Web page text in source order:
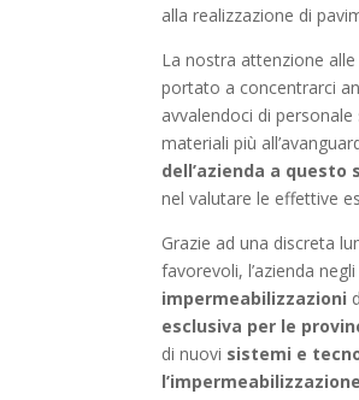
alla realizzazione di
La nostra attenzione alle
portato a concentrarci
avvalendoci di
materiali più
dell’azienda a questo
nel valutare le effettive
Grazie ad una discreta
favorevoli, l’azienda
impermeabilizzazioni
esclusiva per le
di nuovi sistemi e